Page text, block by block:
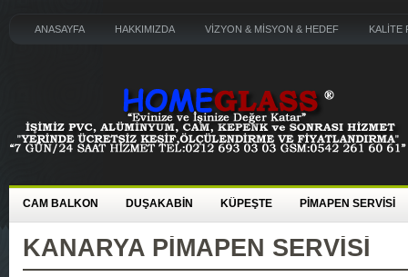
ANASAYFA HAKKIMIZDA VİZYON & MİSYON & HEDEF KALİTE
CAM BALKON DUŞAKABİN KÜPEŞTE PİMAPEN SERVİSİ
KANARYA PIMAPEN SERVISI